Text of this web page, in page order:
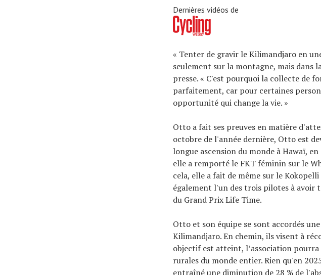
Dernières vidéos de
« Tenter de gravir le Kilimandjaro en
seulement sur la montagne, mais dans
presse. « C'est pourquoi la collecte de
parfaitement, car pour certaines
opportunité qui change la vie. »
Otto a fait ses preuves en matière
octobre de l'année dernière, Otto est
longue ascension du monde à Hawaï,
elle a remporté le FKT féminin sur le
cela, elle a fait de même sur le
également l'un des trois pilotes à avoir
du Grand Prix Life Time.
Otto et son équipe se sont accordés
Kilimandjaro. En chemin, ils visent à
objectif est atteint, l’association
rurales du monde entier. Rien qu'en
entraîné une diminution de 28 % de